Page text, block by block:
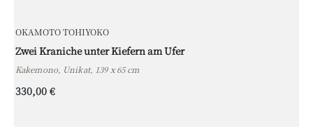
OKAMOTO TOHIYOKO
Zwei Kraniche unter Kiefern am Ufer
Kakemono, Unikat, 139 x 65 cm
330,00 €